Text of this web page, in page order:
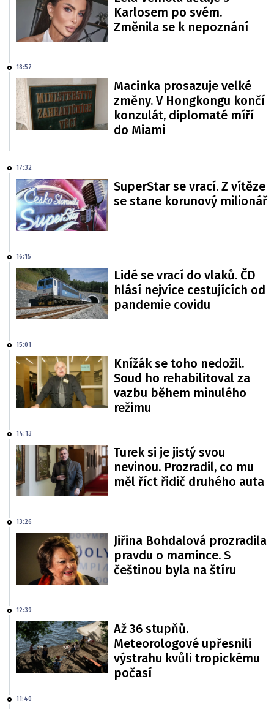
Karlosem po svém.
Změnila se k nepoznání
18:57
Macinka prosazuje velké
změny. V Hongkongu končí
konzulát, diplomaté míří
do Miami
17:32
SuperStar se vrací. Z vítěze
se stane korunový milionář
16:15
Lidé se vrací do vlaků. ČD
hlásí nejvíce cestujících od
pandemie covidu
15:01
Knížák se toho nedožil.
Soud ho rehabilitoval za
vazbu během minulého
režimu
14:13
Turek si je jistý svou
nevinou. Prozradil, co mu
měl říct řidič druhého auta
13:26
Jiřina Bohdalová prozradila
pravdu o mamince. S
češtinou byla na štíru
12:39
Až 36 stupňů.
Meteorologové upřesnili
výstrahu kvůli tropickému
počasí
11:40